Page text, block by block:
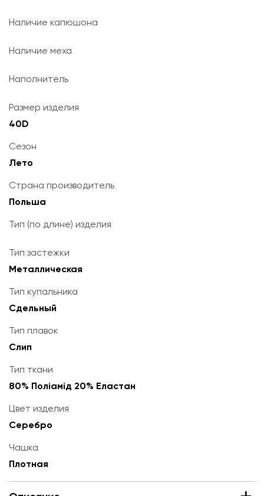
Наличие капюшона
Наличие меха
Наполнитель
Размер изделия
40D
Сезон
Лето
Страна производитель
Польша
Тип (по длине) изделия
Тип застежки
Металлическая
Тип купальника
Сдельный
Тип плавок
Слип
Тип ткани
80% Поліамід 20% Еластан
Цвет изделия
Серебро
Чашка
Плотная